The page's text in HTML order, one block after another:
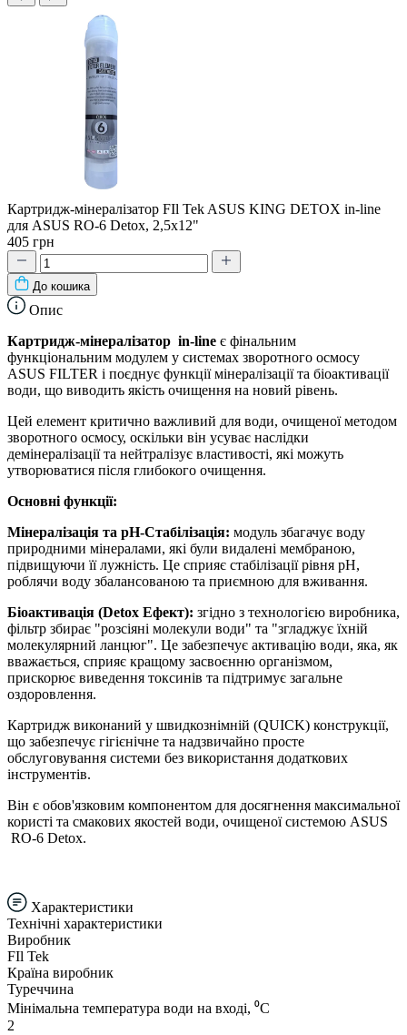
Картридж-мінералізатор FIl Tek ASUS KING DETOX in-line
для ASUS RO-6 Detox, 2,5x12"
405 грн
До кошика
Опис
Картридж-мінералізатор in-line є фінальним
функціональним модулем у системах зворотного осмосу
ASUS FILTER і поєднує функції мінералізації та біоактивації
води, що виводить якість очищення на новий рівень.
Цей елемент критично важливий для води, очищеної методом
зворотного осмосу, оскільки він усуває наслідки
демінералізації та нейтралізує властивості, які можуть
утворюватися після глибокого очищення.
Основні функції:
Мінералізація та pH-Стабілізація: модуль збагачує воду
природними мінералами, які були видалені мембраною,
підвищуючи її лужність. Це сприяє стабілізації рівня pH,
роблячи воду збалансованою та приємною для вживання.
Біоактивація (Detox Ефект): згідно з технологією виробника,
фільтр збирає "розсіяні молекули води" та "згладжує їхній
молекулярний ланцюг". Це забезпечує активацію води, яка, як
вважається, сприяє кращому засвоєнню організмом,
прискорює виведення токсинів та підтримує загальне
оздоровлення.
Картридж виконаний у швидкознімній (QUICK) конструкції,
що забезпечує гігієнічне та надзвичайно просте
обслуговування системи без використання додаткових
інструментів.
Він є обов'язковим компонентом для досягнення максимальної
користі та смакових якостей води, очищеної системою ASUS
RO-6 Detox.
Характеристики
Технічні характеристики
Виробник
FIl Tek
Країна виробник
Туреччина
Мінімальна температура води на вході, ⁰С
2